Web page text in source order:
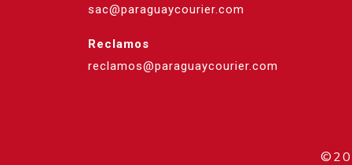
sac@paraguaycourier.com
Reclamos
reclamos@paraguaycourier.com